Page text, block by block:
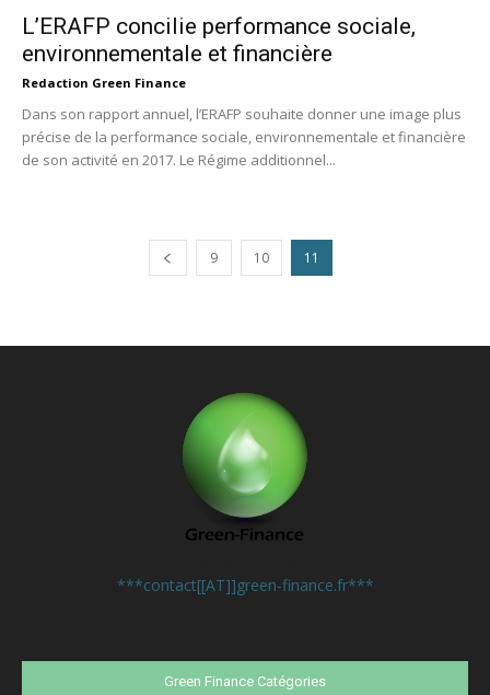
L’ERAFP concilie performance sociale,
environnementale et financière
Redaction Green Finance
Dans son rapport annuel, l’ERAFP souhaite donner une image plus
précise de la performance sociale, environnementale et financière
de son activité en 2017. Le Régime additionnel...
9 10 11
***contact[[AT]]green-finance.fr***
Green Finance Catégories